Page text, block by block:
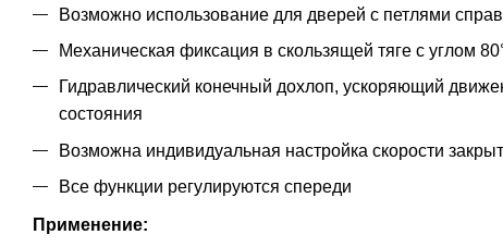
Возможно использование для дверей с петлями
Механическая фиксация в скользящей тяге с углом
Гидравлический конечный дохлоп, ускоряющий
состояния
Возможна индивидуальная настройка скорости
Все функции регулируются спереди
Применение: